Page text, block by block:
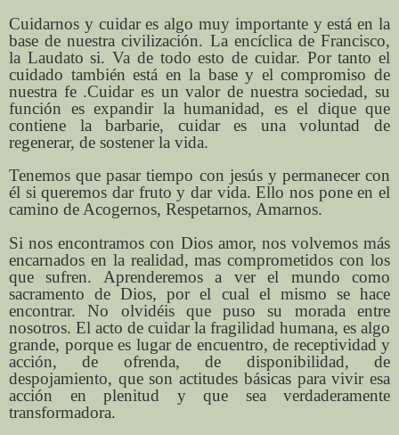
Cuidarnos y cuidar es algo muy importante y está en la
base de nuestra civilización. La encíclica de Francisco,
la Laudato si. Va de todo esto de cuidar. Por tanto el
cuidado también está en la base y el compromiso de
nuestra fe .Cuidar es un valor de nuestra sociedad, su
función es expandir la humanidad, es el dique que
contiene la barbarie, cuidar es una voluntad de
regenerar, de sostener la vida.
Tenemos que pasar tiempo con jesús y permanecer con
él si queremos dar fruto y dar vida. Ello nos pone en el
camino de Acogernos, Respetarnos, Amarnos.
Si nos encontramos con Dios amor, nos volvemos más
encarnados en la realidad, mas comprometidos con los
que sufren. Aprenderemos a ver el mundo como
sacramento de Dios, por el cual el mismo se hace
encontrar. No olvidéis que puso su morada entre
nosotros. El acto de cuidar la fragilidad humana, es algo
grande, porque es lugar de encuentro, de receptividad y
acción, de ofrenda, de disponibilidad, de
despojamiento, que son actitudes básicas para vivir esa
acción en plenitud y que sea verdaderamente
transformadora.